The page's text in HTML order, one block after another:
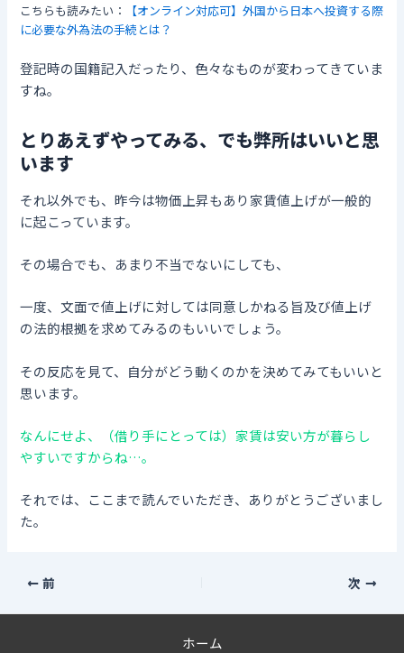
こちらも読みたい：
【オンライン対応可】外国から日本へ投資する際
に必要な外為法の手続とは？
登記時の国籍記入だったり、色々なものが変わってきていま
すね。
とりあえずやってみる、でも弊所はいいと思
います
それ以外でも、昨今は物価上昇もあり家賃値上げが一般的
に起こっています。
その場合でも、あまり不当でないにしても、
一度、文面で値上げに対しては同意しかねる旨及び値上げ
の法的根拠を求めてみるのもいいでしょう。
その反応を見て、自分がどう動くのかを決めてみてもいいと
思います。
なんにせよ、（借り手にとっては）家賃は安い方が暮らし
やすいですからね…。
それでは、ここまで読んでいただき、ありがとうございまし
た。
前 次
ホーム